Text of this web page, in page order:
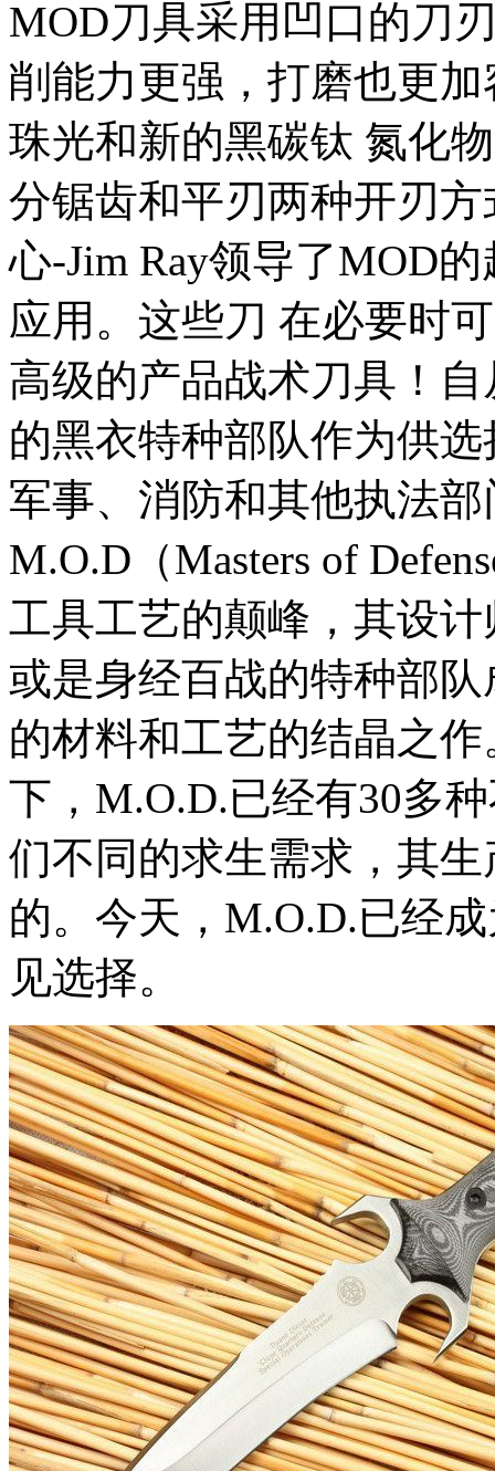
MOD刀具采用凹口的刀
削能力更强，打磨也更
珠光和新的黑碳钛 氮化
分锯齿和平刃两种开刃
心-Jim Ray领导了MOD
应用。这些刀 在必要时
高级的产品战术刀具！
的黑衣特种部队作为供
军事、消防和其他执法
M.O.D（Masters of
工具工艺的颠峰，其设
或是身经百战的特种部
的材料和工艺的结晶之
下，M.O.D.已经有30多
们不同的求生需求，其
的。今天，M.O.D.已经
见选择。